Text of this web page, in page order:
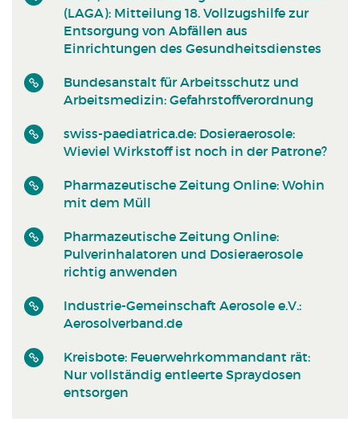
(LAGA): Mitteilung 18. Vollzugshilfe zur
Entsorgung von Abfällen aus
Einrichtungen des Gesundheitsdienstes
Bundesanstalt für Arbeitsschutz und
Arbeitsmedizin: Gefahrstoffverordnung
swiss-paediatrica.de: Dosieraerosole:
Wieviel Wirkstoff ist noch in der Patrone?
Pharmazeutische Zeitung Online: Wohin
mit dem Müll
Pharmazeutische Zeitung Online:
Pulverinhalatoren und Dosieraerosole
richtig anwenden
Industrie-Gemeinschaft Aerosole e.V.:
Aerosolverband.de
Kreisbote: Feuerwehrkommandant rät:
Nur vollständig entleerte Spraydosen
entsorgen